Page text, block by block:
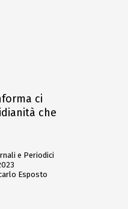
ci
che
e Periodici
Esposto